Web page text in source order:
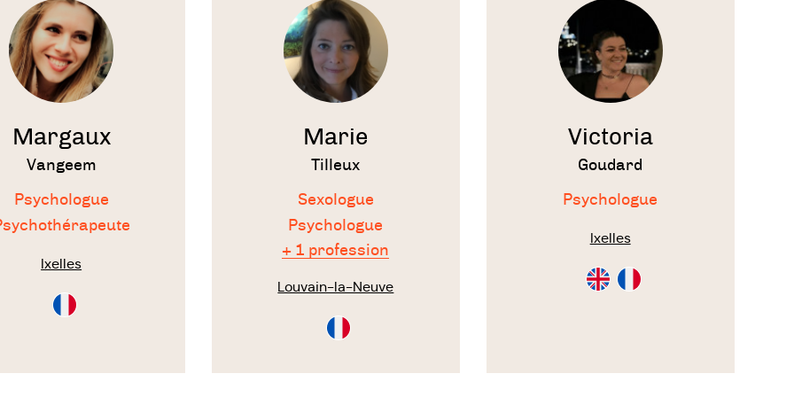
Margaux
Vangeem
Psychologue
Ixelles
Consultation
en
Marie
Tilleux
Sexologue
Psychologue
+ 1 profession
Louvain-la-Neuve
Consultation
en
Victoria
Goudard
Psychologue
Ixelles
Consultation
en
Consultation
en